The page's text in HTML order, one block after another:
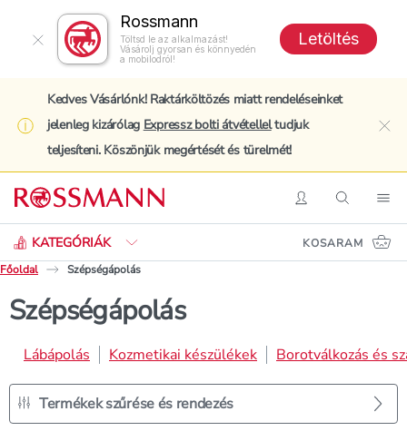
Rossmann
Töltsd le az alkalmazást!
Vásárolj gyorsan és könnyedén
a mobilodról!
Letöltés
Kedves Vásárlónk! Raktárköltözés miatt rendeléseinket
jelenleg kizárólag Expressz bolti átvételleltudjuk
teljesíteni. Köszönjük megértését és türelmét!
BelépésKeresés
KATEGÓRIÁK
Keresés
KOSARAM
Főoldal
Szépségápolás
Szépségápolás
Lábápolás Kozmetikai készülékek Borotválkozás és
Termékek szűrése és rendezés